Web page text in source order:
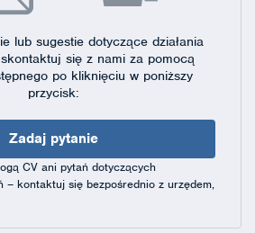
lub sugestie dotyczące działania
się z nami za pomocą
po kliknięciu w poniższy
przycisk:
Zadaj pytanie
CV ani pytań dotyczących
– kontaktuj się bezpośrednio z urzędem,